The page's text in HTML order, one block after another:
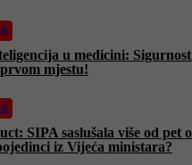
u medicini:
mjestu!
SIPA saslušala više od pet
iz Vijeća ministara?